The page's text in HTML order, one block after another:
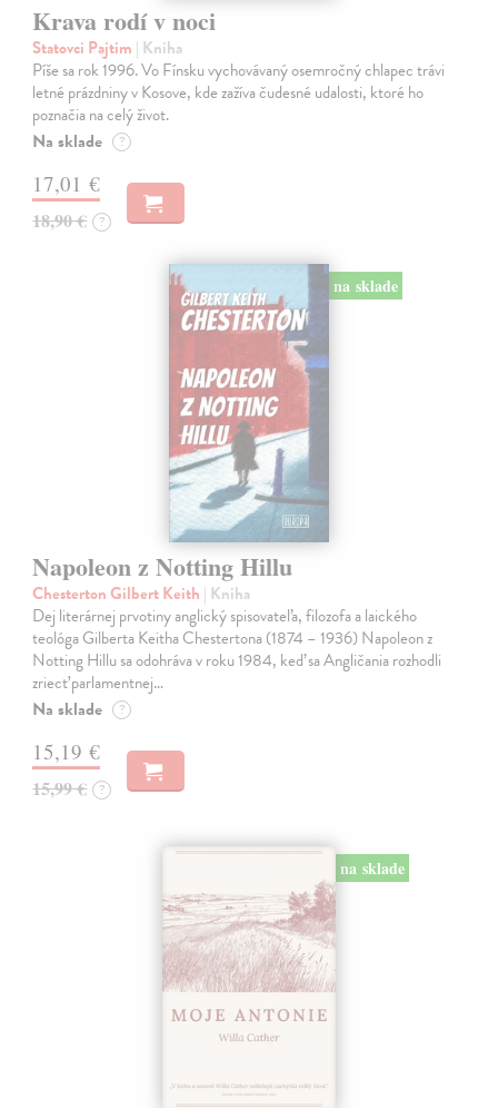
Krava rodí v noci
Statovci Pajtim | Kniha
Píše sa rok 1996. Vo Fínsku vychovávaný osemročný chlapec trávi
letné prázdniny v Kosove, kde zažíva čudesné udalosti, ktoré ho
poznačia na celý život.
Na sklade ?
17,01 €
18,90 € ?
na sklade
Napoleon z Notting Hillu
Chesterton Gilbert Keith | Kniha
Dej literárnej prvotiny anglický spisovateľa, filozofa a laického
teológa Gilberta Keitha Chestertona (1874 – 1936) Napoleon z
Notting Hillu sa odohráva v roku 1984, keď sa Angličania rozhodli
zriecť parlamentnej…
Na sklade ?
15,19 €
15,99 € ?
na sklade